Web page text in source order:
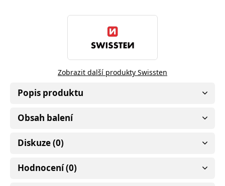
Zobrazit další produkty Swissten
Popis produktu
Obsah balení
Diskuze (0)
Hodnocení (0)